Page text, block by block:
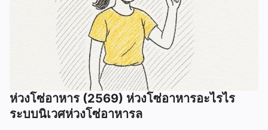
ห่วงโซ่อาหาร (2569) ห่วงโซ่อาหารอะไรไร
ระบบนิเวศห่วงโซ่อาหารล